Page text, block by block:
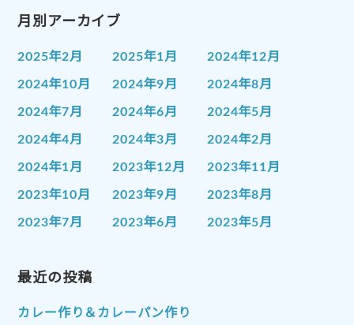
月別アーカイブ
2025年2月 2025年1月 2024年12月
2024年10月 2024年9月 2024年8月
2024年7月 2024年6月 2024年5月
2024年4月 2024年3月 2024年2月
2024年1月 2023年12月 2023年11月
2023年10月 2023年9月 2023年8月
2023年7月 2023年6月 2023年5月
2023年1月
2022年10月 2022年9月
最近の投稿
カレー作り＆カレーパン作り